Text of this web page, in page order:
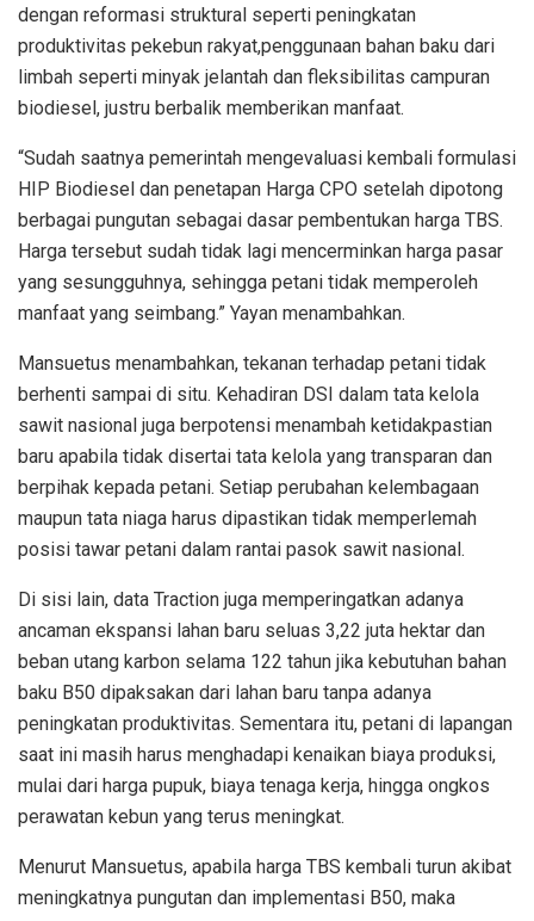
dengan reformasi struktural seperti peningkatan
produktivitas pekebun rakyat,penggunaan bahan baku dari
limbah seperti minyak jelantah dan fleksibilitas campuran
biodiesel, justru berbalik memberikan manfaat.
“Sudah saatnya pemerintah mengevaluasi kembali formulasi
HIP Biodiesel dan penetapan Harga CPO setelah dipotong
berbagai pungutan sebagai dasar pembentukan harga TBS.
Harga tersebut sudah tidak lagi mencerminkan harga pasar
yang sesungguhnya, sehingga petani tidak memperoleh
manfaat yang seimbang.” Yayan menambahkan.
Mansuetus menambahkan, tekanan terhadap petani tidak
berhenti sampai di situ. Kehadiran DSI dalam tata kelola
sawit nasional juga berpotensi menambah ketidakpastian
baru apabila tidak disertai tata kelola yang transparan dan
berpihak kepada petani. Setiap perubahan kelembagaan
maupun tata niaga harus dipastikan tidak memperlemah
posisi tawar petani dalam rantai pasok sawit nasional.
Di sisi lain, data Traction juga memperingatkan adanya
ancaman ekspansi lahan baru seluas 3,22 juta hektar dan
beban utang karbon selama 122 tahun jika kebutuhan bahan
baku B50 dipaksakan dari lahan baru tanpa adanya
peningkatan produktivitas. Sementara itu, petani di lapangan
saat ini masih harus menghadapi kenaikan biaya produksi,
mulai dari harga pupuk, biaya tenaga kerja, hingga ongkos
perawatan kebun yang terus meningkat.
Menurut Mansuetus, apabila harga TBS kembali turun akibat
meningkatnya pungutan dan implementasi B50, maka